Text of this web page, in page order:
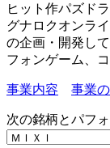
ヒット作パズド
グナロクオンラ
の企画・開発し
フォンゲーム、
事業内容 事業
次の銘柄とパフ